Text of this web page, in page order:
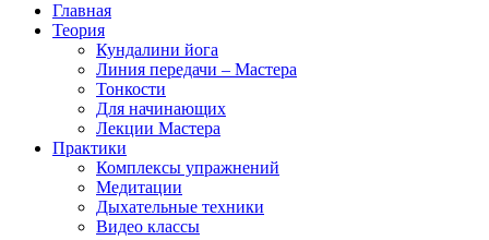
Главная
Теория
Кундалини йога
Линия передачи – Мастера
Тонкости
Для начинающих
Лекции Мастера
Практики
Комплексы упражнений
Медитации
Дыхательные техники
Видео классы